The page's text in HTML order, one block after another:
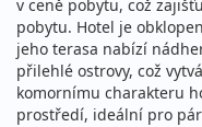
v ceně pobytu, což
pobytu. Hotel je
jeho terasa nabízí
přilehlé ostrovy, což
komornímu charakteru
prostředí, ideální pro